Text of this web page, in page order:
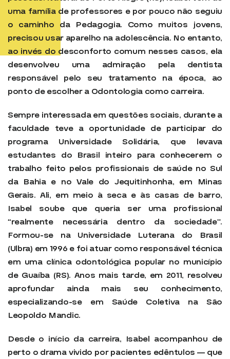
uma família de professores e por pouco não seguiu
o caminho da Pedagogia. Como muitos jovens,
precisou usar aparelho na adolescência. No entanto,
ao invés do desconforto comum nesses casos, ela
desenvolveu uma admiração pela dentista
responsável pelo seu tratamento na época, ao
ponto de escolher a Odontologia como carreira.
Sempre interessada em questões sociais, durante a
faculdade teve a oportunidade de participar do
programa Universidade Solidária, que levava
estudantes do Brasil inteiro para conhecerem o
trabalho feito pelos profissionais de saúde no Sul
da Bahia e no Vale do Jequitinhonha, em Minas
Gerais. Ali, em meio à seca e às casas de barro,
Isabel soube que queria ser uma profissional
“realmente necessária dentro da sociedade”.
Formou-se na Universidade Luterana do Brasil
(Ulbra) em 1996 e foi atuar como responsável técnica
em uma clínica odontológica popular no município
de Guaíba (RS). Anos mais tarde, em 2011, resolveu
aprofundar ainda mais seu conhecimento,
especializando-se em Saúde Coletiva na São
Leopoldo Mandic.
Desde o início da carreira, Isabel acompanhou de
perto o drama vivido por pacientes edêntulos — que